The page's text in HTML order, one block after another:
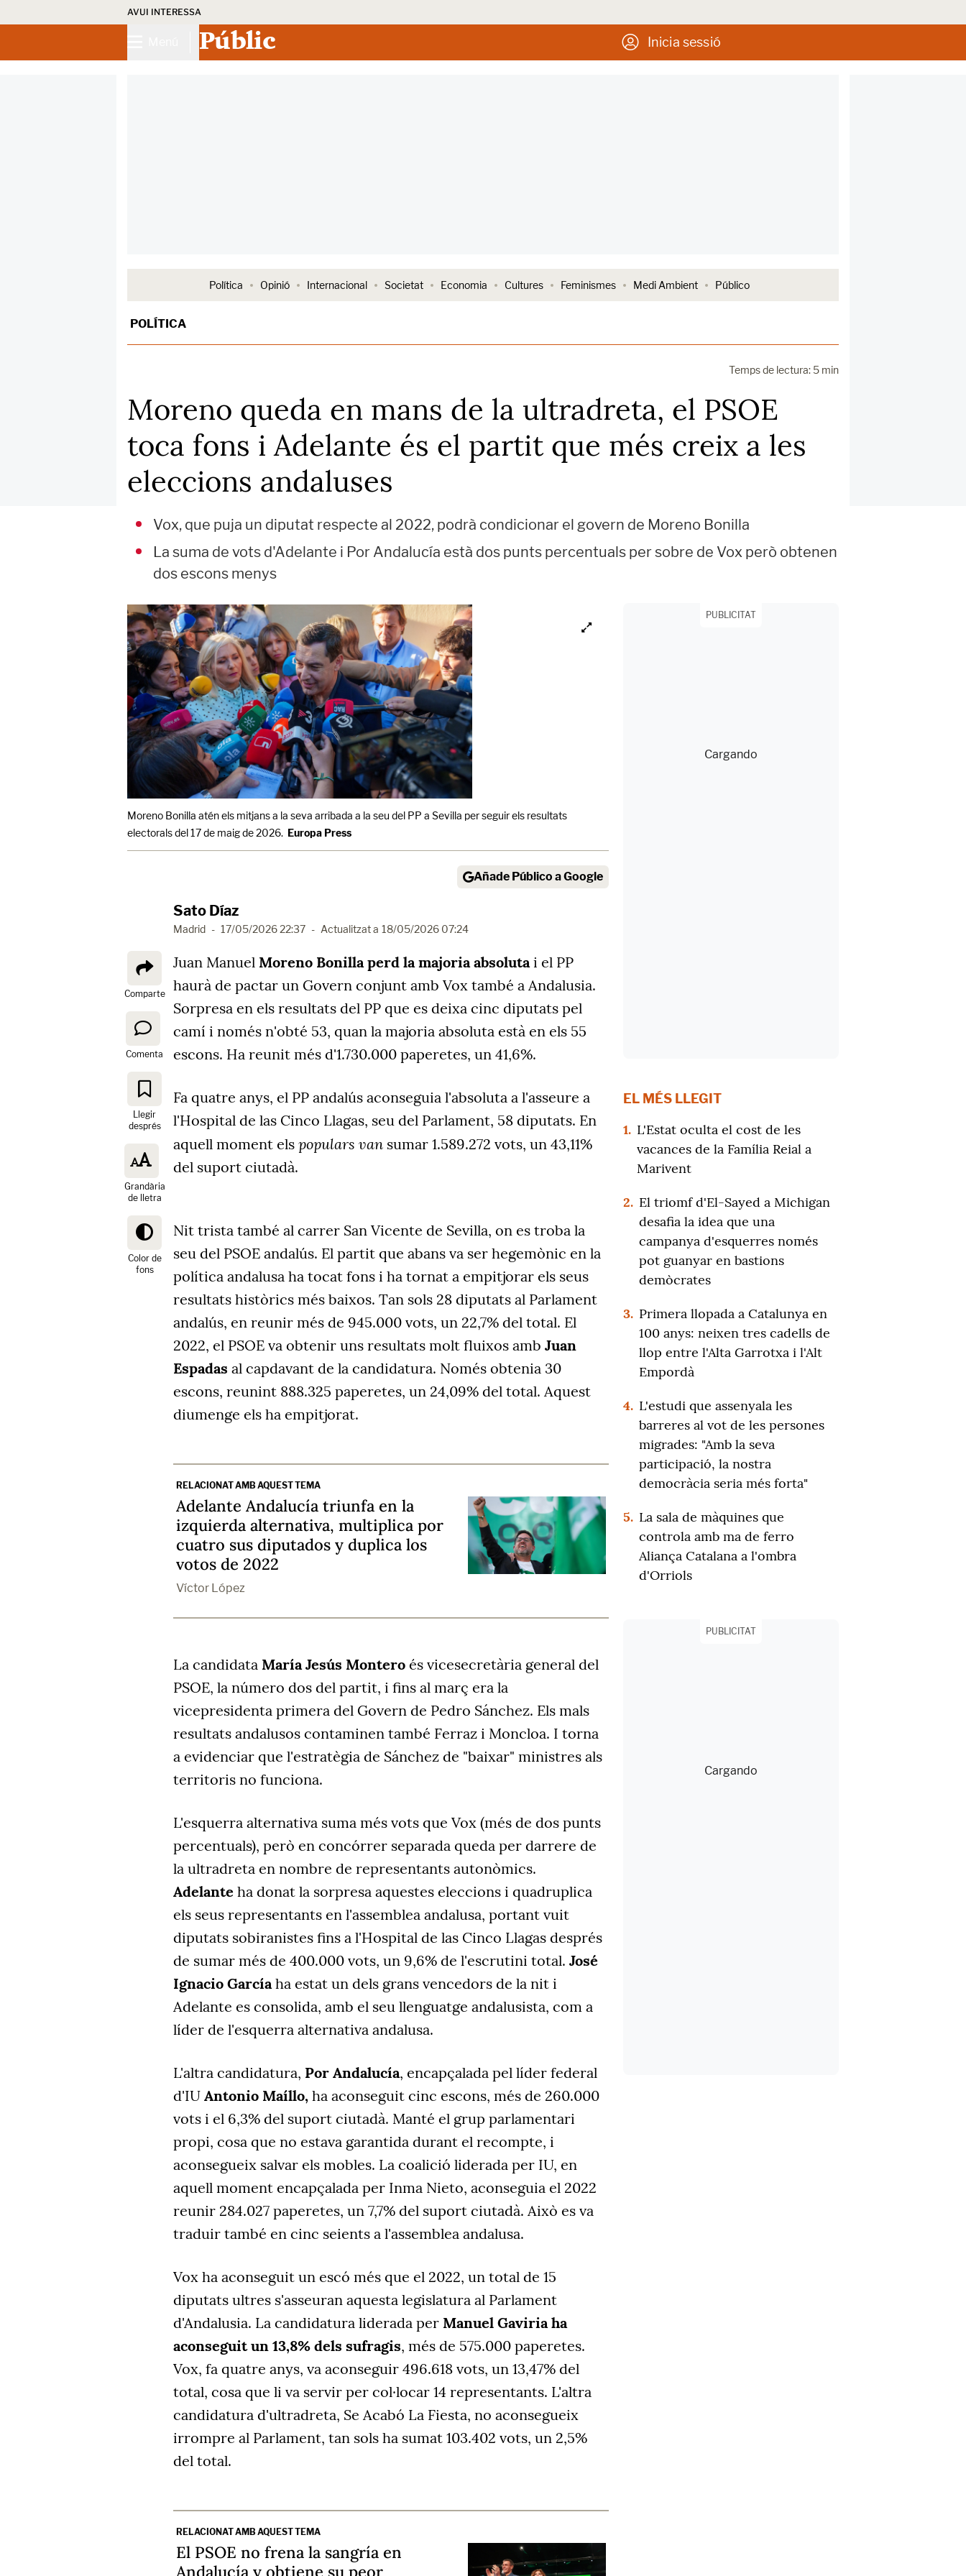
AVUI INTERESSA
Públic Inicia sessió
Política Opinió Internacional Societat Economia Cultures Feminismes Medi Ambient Público
POLÍTICA
Temps de lectura: 5 min
Moreno queda en mans de la ultradreta, el PSOE
toca fons i Adelante és el partit que més creix a les
eleccions andaluses
Vox, que puja un diputat respecte al 2022, podrà condicionar el govern de Moreno Bonilla
La suma de vots d'Adelante i Por Andalucía està dos punts percentuals per sobre de Vox però obtenen
dos escons menys
Moreno Bonilla atén els mitjans a la seva arribada a la seu del PP a Sevilla per seguir els resultats
electorals del 17 de maig de 2026. Europa Press
Añade Público a Google
Sato Díaz
Madrid - 17/05/2026 22:37 - Actualitzat a 18/05/2026 07:24
Comparte
Comenta
Llegir
després
Grandària
de lletra
Color de
fons
Juan Manuel Moreno Bonilla perd la majoria absolutai el PP
haurà de pactar un Govern conjunt amb Vox també a Andalusia.
Sorpresa en els resultats del PP que es deixa cinc diputats pel
camí i només n'obté 53, quan la majoria absoluta està en els 55
escons. Ha reunit més d'1.730.000 paperetes, un 41,6%.
Fa quatre anys, el PP andalús aconseguia l'absoluta a l'asseure a
l'Hospital de las Cinco Llagas, seu del Parlament, 58 diputats. En
aquell moment els populars van sumar 1.589.272 vots, un 43,11%
del suport ciutadà.
Nit trista també al carrer San Vicente de Sevilla, on es troba la
seu del PSOE andalús. El partit que abans va ser hegemònic en la
política andalusa ha tocat fons i ha tornat a empitjorar els seus
resultats històrics més baixos. Tan sols 28 diputats al Parlament
andalús, en reunir més de 945.000 vots, un 22,7% del total. El
2022, el PSOE va obtenir uns resultats molt fluixos amb Juan
Espadas al capdavant de la candidatura. Només obtenia 30
escons, reunint 888.325 paperetes, un 24,09% del total. Aquest
diumenge els ha empitjorat.
RELACIONAT AMB AQUEST TEMA
Adelante Andalucía triunfa en la
izquierda alternativa, multiplica por
cuatro sus diputados y duplica los
votos de 2022
Víctor López
La candidata María Jesús Montero és vicesecretària general del
PSOE, la número dos del partit, i fins al març era la
vicepresidenta primera del Govern de Pedro Sánchez. Els mals
resultats andalusos contaminen també Ferraz i Moncloa. I torna
a evidenciar que l'estratègia de Sánchez de "baixar" ministres als
territoris no funciona.
L'esquerra alternativa suma més vots que Vox (més de dos punts
percentuals), però en concórrer separada queda per darrere de
la ultradreta en nombre de representants autonòmics.
Adelante ha donat la sorpresa aquestes eleccions i quadruplica
els seus representants en l'assemblea andalusa, portant vuit
diputats sobiranistes fins a l'Hospital de las Cinco Llagas després
de sumar més de 400.000 vots, un 9,6% de l'escrutini total. José
Ignacio Garcíaha estat un dels grans vencedors de la nit i
Adelante es consolida, amb el seu llenguatge andalusista, com a
líder de l'esquerra alternativa andalusa.
L'altra candidatura, Por Andalucía, encapçalada pel líder federal
d'IU Antonio Maíllo, ha aconseguit cinc escons, més de 260.000
vots i el 6,3% del suport ciutadà. Manté el grup parlamentari
propi, cosa que no estava garantida durant el recompte, i
aconsegueix salvar els mobles. La coalició liderada per IU, en
aquell moment encapçalada per Inma Nieto, aconseguia el 2022
reunir 284.027 paperetes, un 7,7% del suport ciutadà. Això es va
traduir també en cinc seients a l'assemblea andalusa.
Vox ha aconseguit un escó més que el 2022, un total de 15
diputats ultres s'asseuran aquesta legislatura al Parlament
d'Andalusia. La candidatura liderada per Manuel Gaviria ha
aconseguit un 13,8% dels sufragis, més de 575.000 paperetes.
Vox, fa quatre anys, va aconseguir 496.618 vots, un 13,47% del
total, cosa que li va servir per col·locar 14 representants. L'altra
candidatura d'ultradreta, Se Acabó La Fiesta, no aconsegueix
irrompre al Parlament, tan sols ha sumat 103.402 vots, un 2,5%
del total.
RELACIONAT AMB AQUEST TEMA
El PSOE no frena la sangría en
Andalucía y obtiene su peor
PUBLICITAT
EL MÉS LLEGIT
1. L'Estat oculta el cost de les
vacances de la Família Reial a
Marivent
2. El triomf d'El-Sayed a Michigan
desafia la idea que una
campanya d'esquerres només
pot guanyar en bastions
demòcrates
3. Primera llopada a Catalunya en
100 anys: neixen tres cadells de
llop entre l'Alta Garrotxa i l'Alt
Empordà
4. L'estudi que assenyala les
barreres al vot de les persones
migrades: "Amb la seva
participació, la nostra
democràcia seria més forta"
5. La sala de màquines que
controla amb ma de ferro
Aliança Catalana a l'ombra
d'Orriols
PUBLICITAT